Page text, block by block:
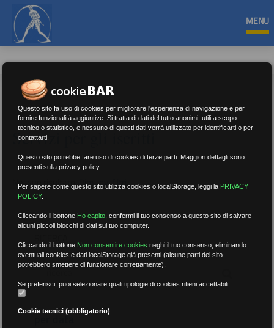
MENU
Servizi per gli iscritti
Nessun risultato.Rimuovi filtri
per data
Questo sito fa uso di cookies per migliorare l'esperienza di navigazione e per
fornire funzionalità aggiuntive. Si tratta di dati del tutto anonimi, utili a scopo
tecnico o statistico, e nessuno di questi dati verrà utilizzato per identificarti o per
contattarti.
Questo sito potrebbe fare uso di cookies di terze parti. Maggiori dettagli sono
presenti sulla privacy policy.
Per sapere come questo sito utilizza cookies o localStorage, leggi la PRIVACY
POLICY.
Cliccando il bottone Ho capito ,confermi il tuo consenso a questo sito di salvare
alcuni piccoli blocchi di dati sul tuo computer.
Cliccando il bottone Non consentire cookies neghi il tuo consenso, eliminando
eventuali cookies e dati localStorage già presenti (alcune parti del sito
potrebbero smettere di funzionare correttamente).
Se preferisci, puoi selezionare quali tipologie di cookies ritieni accettabili:
Cookie tecnici (obbligatorio)